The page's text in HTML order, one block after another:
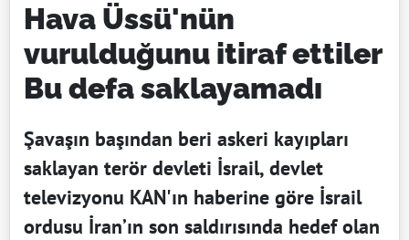
Hava Üssü'nün
vurulduğunu itiraf ettiler
Bu defa saklayamadı
Şavaşın başından beri askeri kayıpları
saklayan terör devleti İsrail, devlet
televizyonu KAN'ın haberine göre İsrail
ordusu İran’ın son saldırısında hedef olan